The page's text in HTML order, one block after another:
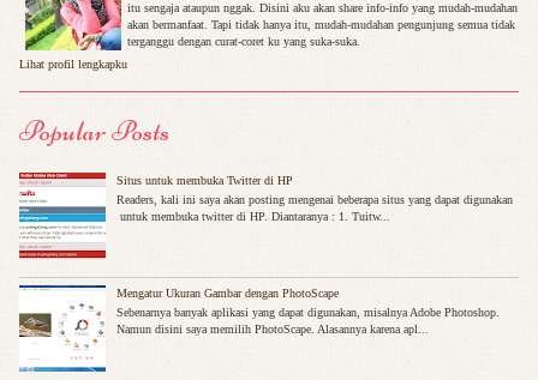
itu sengaja ataupun nggak. Disini aku akan share info-info yang mudah-mudahan
akan bermanfaat. Tapi tidak hanya itu, mudah-mudahan pengunjung semua tidak
terganggu dengan curat-coret ku yang suka-suka.
Lihat profil lengkapku
Popular Posts
Situs untuk membuka Twitter di HP
Readers, kali ini saya akan posting mengenai beberapa situs yang dapat digunakan
untuk membuka twitter di HP. Diantaranya : 1. Tuitw...
Mengatur Ukuran Gambar dengan PhotoScape
Sebenarnya banyak aplikasi yang dapat digunakan, misalnya Adobe Photoshop.
Namun disini saya memilih PhotoScape. Alasannya karena apl...